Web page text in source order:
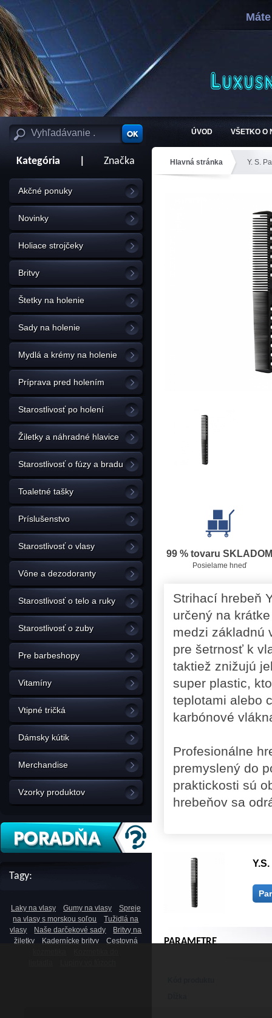
ÚVOD VŠETKO O
Kategória Značka
Akčné ponuky
Novinky
Holiace strojčeky
Britvy
Štetky na holenie
Sady na holenie
Mydlá a krémy na holenie
Príprava pred holením
Starostlivosť po holení
Žiletky a náhradné hlavice
Starostlivosť o fúzy a bradu
Toaletné tašky
Príslušenstvo
Starostlivosť o vlasy
Vône a dezodoranty
Starostlivosť o telo a ruky
Starostlivosť o zuby
Pre barbeshopy
Vitamíny
Vtipné tričká
Dámsky kútik
Merchandise
Vzorky produktov
Tagy:
Laky na vlasy Gumy na vlasy
Spreje
na vlasy s morskou soľou
Tužidlá na
vlasy
Naše darčekové sady
Britvy na
žiletky
Kadernícke britvy
Cestovná
Hlavná stránka Y. S.
99 % tovaru SKLADOM
Posielame hneď
Strihací hrebeň
určený na
medzi základnú
pre šetrnosť k
taktiež znižujú
super plastic,
teplotami alebo
karbónové
Profesionálne
premyslený do
praktickosti sú
hrebeňov sa
PARAMETRE